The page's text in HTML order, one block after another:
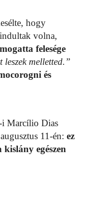
hogy
volna,
felesége
melletted.”
és
i Marcílio Dias
11-én: ez
egészen